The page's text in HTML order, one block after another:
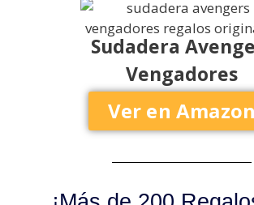
Sudadera
Vengadores
Ver en Amazon